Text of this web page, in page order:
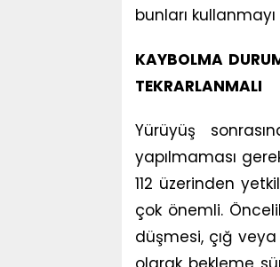
bunları
KAYBOLMA
TEKRARLANMALI
Yürüyüş
yapılmaması
112 üzerinden
çok önemli.
düşmesi, çığ